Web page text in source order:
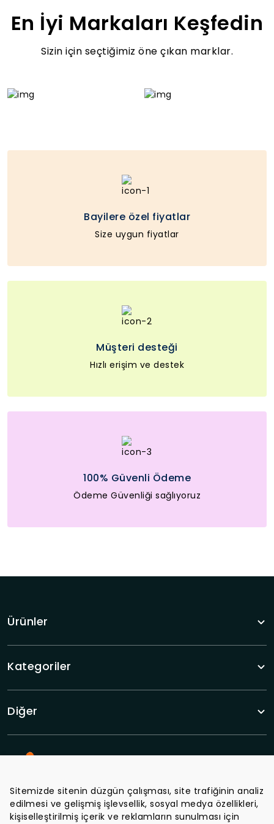
ŞİMDİ SATIN AL
En İyi Markaları Keşfedin
Sizin için seçtiğimiz öne çıkan marklar.
Bayilere özel fiyatlar
Size uygun fiyatlar
Müşteri desteği
Hızlı erişim ve destek
100% Güvenli Ödeme
Ödeme Güvenliği sağlıyoruz
Sitemizde sitenin düzgün çalışması, site trafiğinin analiz
edilmesi ve gelişmiş işlevsellik, sosyal medya özellikleri,
kişiselleştirilmiş içerik ve reklamların sunulması için
Ürünler
Kategoriler
Diğer
Tüm haberlerden haberdar olun.